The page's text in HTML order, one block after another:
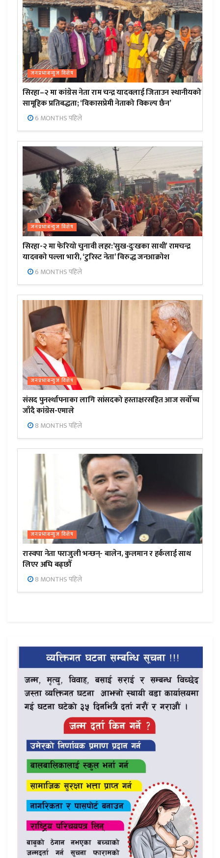
जनप्रभाबन्युज विशेष
सिरहा–२ मा कांग्रेस नेता राम चन्द्र यादवलाई जिताउन स्थानीयको
सामूहिक प्रतिबद्धता; ‘विकासप्रेमी नेताको विकल्प छैन’
6 MONTHS पहिले
जनप्रभाबन्युज विशेष
सिरहा-२ मा फेरियो चुनावी लहर:’सुख-दुःखका साथी’ रामचन्द्र
यादवको पल्ला भारी, ‘टुरिस्ट नेता’ विरुद्ध जनआक्रोश
6 MONTHS पहिले
जनप्रभाबन्युज विशेष
संसद पुनर्स्थापनाका लागि सांसदको हस्ताक्षरसहित आज सर्वोच्च
जाँदै कांग्रेस-एमाले
8 MONTHS पहिले
जनप्रभाबन्युज विशेष
रास्वपा नेता पराजुली भन्छन्- बालेन, कुलमान र हर्कलाई साथ
लिएर अघि बढ्छौँ
8 MONTHS पहिले